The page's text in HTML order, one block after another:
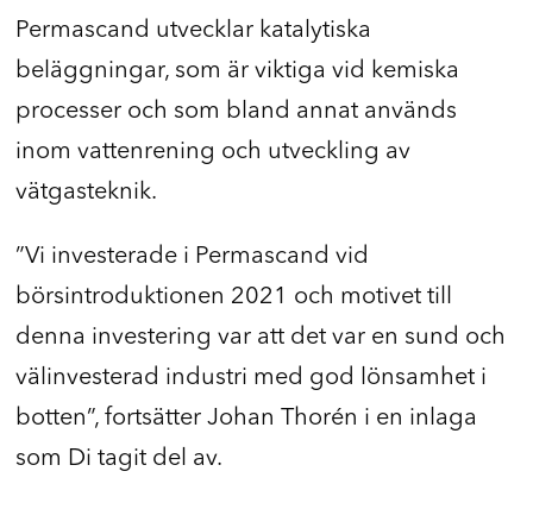
Permascand utvecklar katalytiska
beläggningar, som är viktiga vid kemiska
processer och som bland annat används
inom vattenrening och utveckling av
vätgasteknik.
”Vi investerade i Permascand vid
börsintroduktionen 2021 och motivet till
denna investering var att det var en sund och
välinvesterad industri med god lönsamhet i
botten”, fortsätter Johan Thorén i en inlaga
som Di tagit del av.